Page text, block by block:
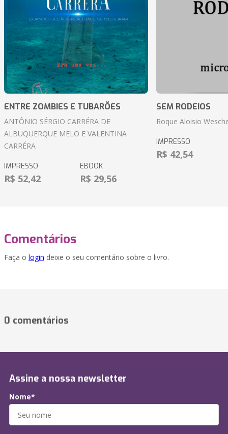
ENTRE ZOMBIES E TUBARÕES
ANTÔNIO SÉRGIO CARRÉRA DE
ALBUQUERQUE MELO E VALENTINA
CARRÉRA
IMPRESSO
R$ 52,42
EBOOK
R$ 29,56
SEM RODEIOS
Roque Aloisio
IMPRESSO
R$ 42,54
Comentários
Faça o login deixe o seu comentário sobre o livro.
0 comentários
Assine a nossa newsletter
Nome*